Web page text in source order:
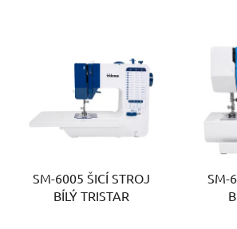
SM-6005 ŠICÍ STROJ
BÍLÝ TRISTAR
SM-